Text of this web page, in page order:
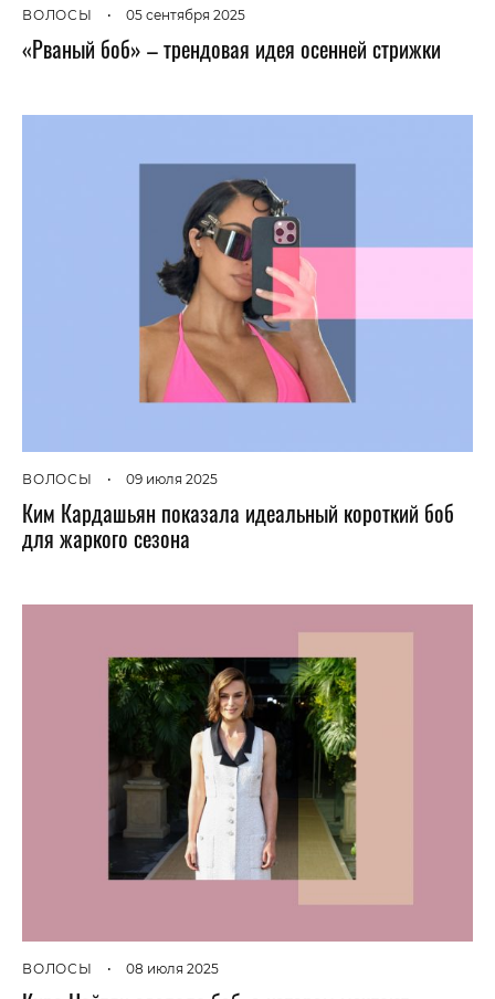
ВОЛОСЫ • 05 сентября 2025
«Рваный боб» – трендовая идея осенней стрижки
ВОЛОСЫ • 09 июля 2025
Ким Кардашьян показала идеальный короткий боб
для жаркого сезона
ВОЛОСЫ • 08 июля 2025